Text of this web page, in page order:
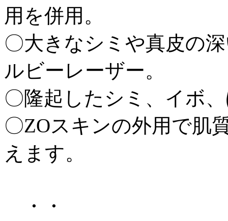
用を併用。
〇大きなシミや真皮の
ルビーレーザー。
〇隆起したシミ、イボ
〇ZOスキンの外用で肌
えます。
・・